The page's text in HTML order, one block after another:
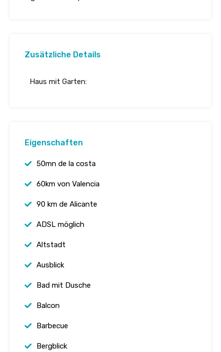
Zusätzliche Details
Haus mit Garten:
Eigenschaften
50mn de la costa
60km von Valencia
90 km de Alicante
ADSL möglich
Altstadt
Ausblick
Bad mit Dusche
Balcon
Barbecue
Bergblick